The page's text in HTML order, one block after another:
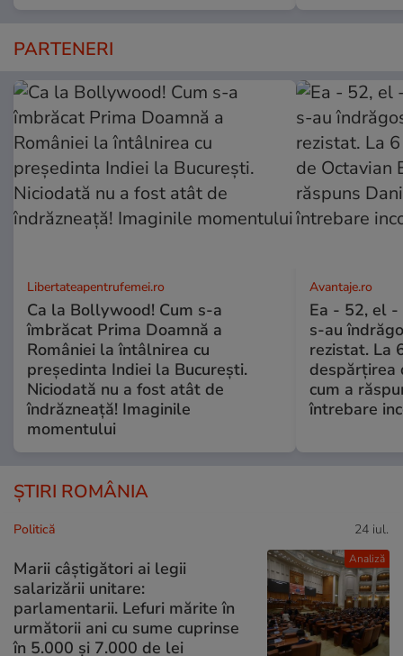
PARTENERI
Libertateapentrufemei.ro
Ca la Bollywood! Cum s-a
îmbrăcat Prima Doamnă a
României la întâlnirea cu
președinta Indiei la București.
Niciodată nu a fost atât de
îndrăzneață! Imaginile
momentului
Avantaje.ro
Ea - 52, el -
s-au
rezistat. La
despărțirea
cum a
întrebare
ȘTIRI ROMÂNIA
Analiză
Politică 24 iul.
Marii câștigători ai legii
salarizării unitare:
parlamentarii. Lefuri mărite în
următorii ani cu sume cuprinse
în 5.000 și 7.000 de lei